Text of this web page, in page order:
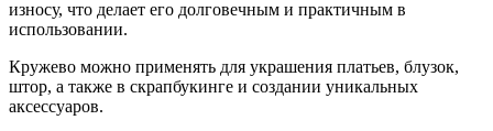
износу, что делает его долговечным и практичным в
использовании.
Кружево можно применять для украшения платьев, блузок,
штор, а также в скрапбукинге и создании уникальных
аксессуаров.